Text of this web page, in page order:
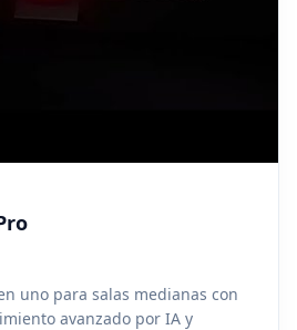
uno para salas medianas con
avanzado por IA y